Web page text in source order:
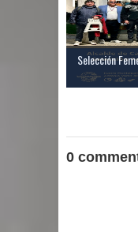
Selección
0